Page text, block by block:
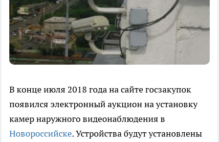
В конце июля 2018 года на сайте госзакупок
появился электронный аукцион на установку
камер наружного видеонаблюдения в
Новороссийске. Устройства будут установлены